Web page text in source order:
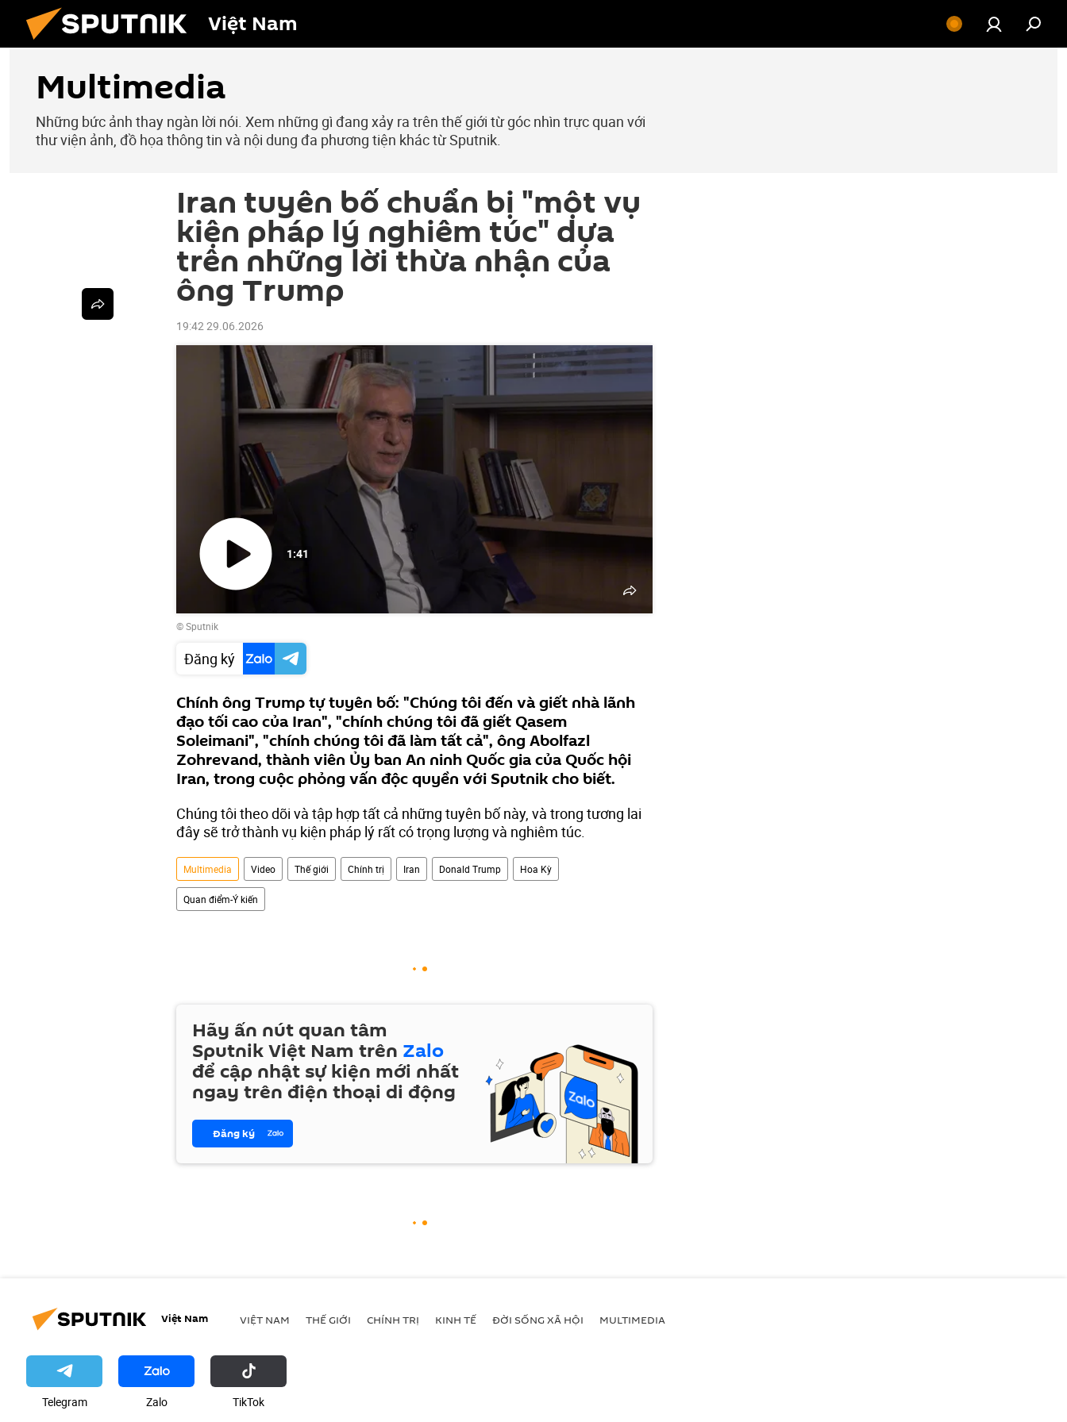
Việt Nam
Multimedia
Những bức ảnh thay ngàn lời nói. Xem những gì đang xảy ra trên thế giới từ góc nhìn trực quan với
thư viện ảnh, đồ họa thông tin và nội dung đa phương tiện khác từ Sputnik.
Iran tuyên bố chuẩn bị "một vụ
kiện pháp lý nghiêm túc" dựa
trên những lời thừa nhận của
ông Trump
19:42 29.06.2026
Phát
1:41
© Sputnik
Đăng ký
Chính ông Trump tự tuyên bố: "Chúng tôi đến và giết nhà lãnh
đạo tối cao của Iran", "chính chúng tôi đã giết Qasem
Soleimani", "chính chúng tôi đã làm tất cả", ông Abolfazl
Zohrevand, thành viên Ủy ban An ninh Quốc gia của Quốc hội
Iran, trong cuộc phỏng vấn độc quyền với Sputnik cho biết.
Chúng tôi theo dõi và tập hợp tất cả những tuyên bố này, và trong tương lai
đây sẽ trở thành vụ kiện pháp lý rất có trọng lượng và nghiêm túc.
Multimedia Video Thế giới Chính trị Iran Donald Trump Hoa Kỳ
Quan điểm-Ý kiến
Hãy ấn nút quan tâm
Sputnik Việt Nam trên Zalo
để cập nhật sự kiện mới nhất
ngay trên điện thoại di động
Đăng ký
Việt Nam VIỆT NAM THẾ GIỚI CHÍNH TRỊ KINH TẾ ĐỜI SỐNG XÃ HỘI MULTIMEDIA
Telegram Zalo ТikТоk